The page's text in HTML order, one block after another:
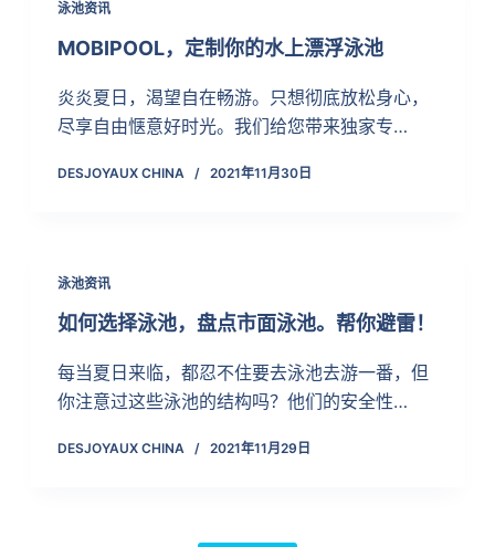
泳池资讯
MOBIPOOL，定制你的水上漂浮泳池
炎炎夏日，渴望自在畅游。只想彻底放松身心，
尽享自由惬意好时光。我们给您带来独家专…
DESJOYAUX CHINA 2021年11月30日
泳池资讯
如何选择泳池，盘点市面泳池。帮你避雷！
每当夏日来临，都忍不住要去泳池去游一番，但
你注意过这些泳池的结构吗？他们的安全性…
DESJOYAUX CHINA 2021年11月29日